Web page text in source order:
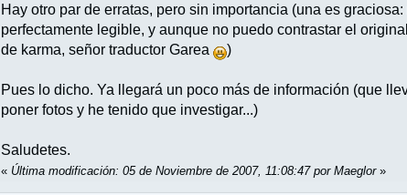
Hay otro par de erratas, pero sin importancia (una es
perfectamente legible, y aunque no puedo contrastar el
de karma, señor traductor Garea
)
Pues lo dicho. Ya llegará un poco más de información (que
poner fotos y he tenido que investigar...)
Saludetes.
« Última modificación: 05 de Noviembre de 2007, 11:08:47 por Maeglor»